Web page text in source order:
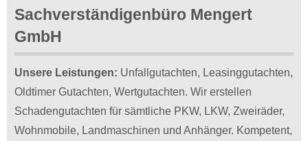
Sachverständigenbüro Mengert
GmbH
Unsere Leistungen: Unfallgutachten, Leasinggutachten,
Oldtimer Gutachten, Wertgutachten. Wir erstellen
Schadengutachten für sämtliche PKW, LKW, Zweiräder,
Wohnmobile, Landmaschinen und Anhänger. Kompetent,